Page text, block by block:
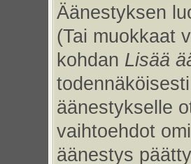
Äänestyksen
(Tai muokkaat
kohdan Lisää
äänestykselle
vaihtoehdot
äänestys